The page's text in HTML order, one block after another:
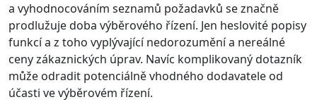
a vyhodnocováním seznamů požadavků se značně
prodlužuje doba výběrového řízení. Jen heslovité popisy
funkcí a z toho vyplývající nedorozumění a nereálné
ceny zákaznických úprav. Navíc komplikovaný dotazník
může odradit potenciálně vhodného dodavatele od
účasti ve výběrovém řízení.